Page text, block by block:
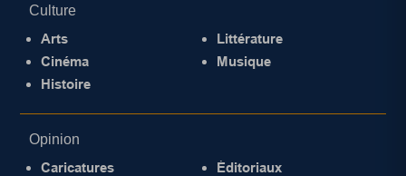
Culture
Arts
Cinéma
Histoire
Littérature
Musique
Opinion
Caricatures
Éditoriaux